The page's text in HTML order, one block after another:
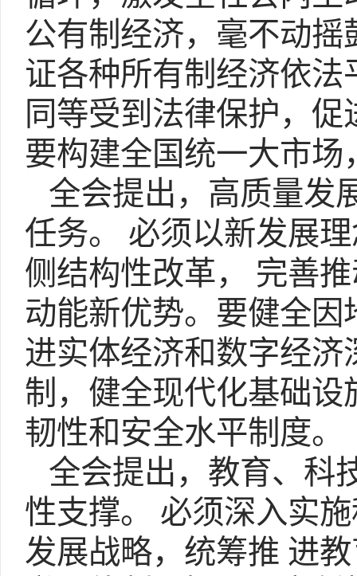
公有制经济，毫不动
证各种所有制经济依
同等受到法律保护，
要构建全国统一大市
全会提出，高质量发
任务。 必须以新发展
侧结构性改革， 完善
动能新优势。要健全
进实体经济和数字经
制，健全现代化基础
韧性和安全水平制度。
全会提出，教育、科
性支撑。 必须深入实
发展战略，统筹推 进